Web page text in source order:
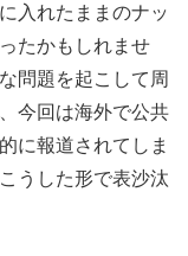
入れたままのナッ
たかもしれませ
問題を起こして周
今回は海外で公共
に報道されてしま
うした形で表沙汰